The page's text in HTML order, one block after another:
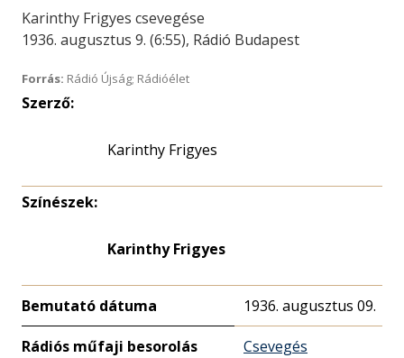
Karinthy Frigyes csevegése
1936. augusztus 9. (6:55), Rádió Budapest
Forrás: Rádió Újság; Rádióélet
Szerző:
Karinthy Frigyes
Színészek:
Karinthy Frigyes
Bemutató dátuma 1936. augusztus 09.
Rádiós műfaji besorolás Csevegés